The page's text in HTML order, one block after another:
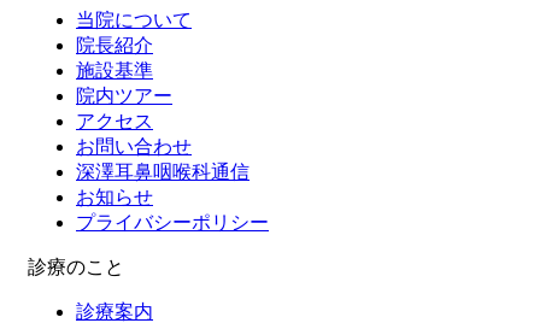
当院について
院長紹介
施設基準
院内ツアー
アクセス
お問い合わせ
深澤耳鼻咽喉科通信
お知らせ
プライバシーポリシー
診療のこと
診療案内